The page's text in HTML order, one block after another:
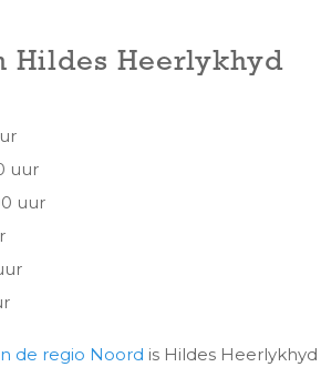
Hildes Heerlykhyd
uur
uur
de regio Noord is Hildes